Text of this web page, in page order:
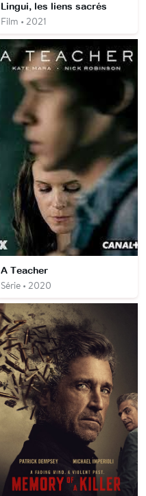
Lingui, les liens sacrés
Film • 2021
A Teacher
Série • 2020